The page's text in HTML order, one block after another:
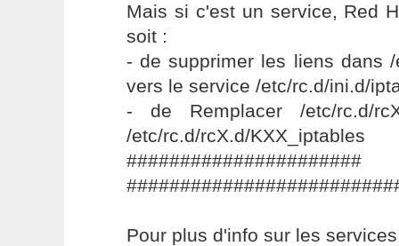
Mais si c'est un service, Red
soit :
- de supprimer les liens dans
vers le service /etc/rc.d/ini.d/
- de Remplacer /etc/rc.d/
/etc/rc.d/rcX.d/KXX_iptables
Pour plus d'info sur les